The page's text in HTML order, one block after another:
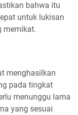
bahwa itu
untuk lukisan
memikat.
menghasilkan
pada tingkat
menunggu lama
yang sesuai